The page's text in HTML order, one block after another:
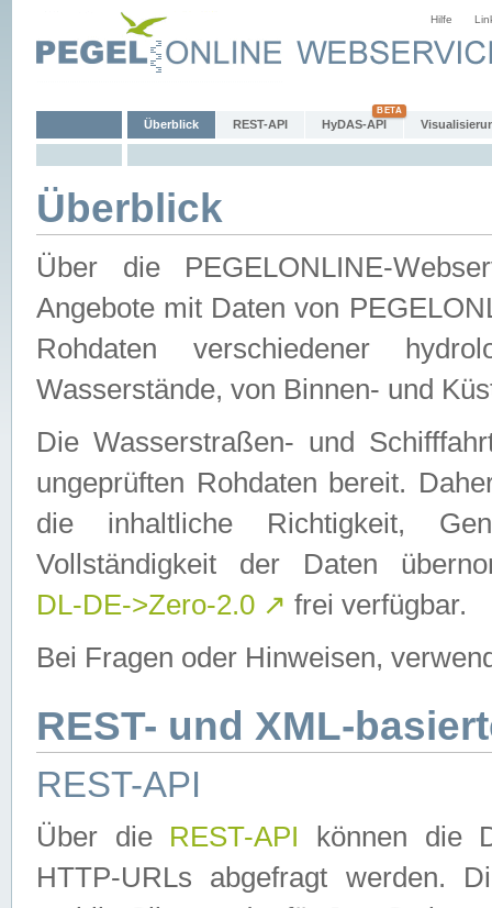
Hilfe
Überblick REST-API HyDAS-API
Überblick
Über die PEGELONLINE-
Angebote mit Daten von
Rohdaten verschiedener
Wasserstände, von Binnen- und
Die Wasserstraßen- und
ungeprüften Rohdaten bereit.
die inhaltliche Richtigkeit,
Vollständigkeit der Daten
DL-DE->Zero-2.0 ↗ frei verfügbar.
Bei Fragen oder Hinweisen,
REST- und XML-
REST-API
Über die REST-API können die
HTTP-URLs abgefragt werden.